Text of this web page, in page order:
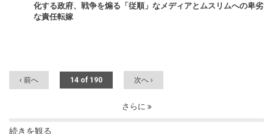
化する政府、戦争を煽る「従順」なメディアとムスリムへの卑劣
な責任転嫁
‹ 前へ 14 of 190 次へ ›
さらに
続きを観る